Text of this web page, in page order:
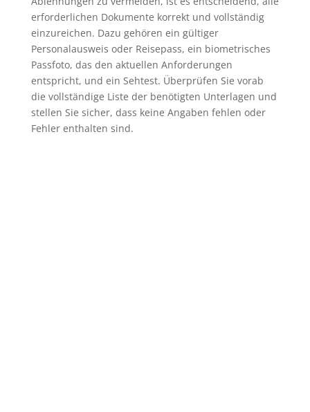
erforderlichen Dokumente korrekt und vollständig
einzureichen. Dazu gehören ein gültiger
Personalausweis oder Reisepass, ein biometrisches
Passfoto, das den aktuellen Anforderungen
entspricht, und ein Sehtest. Überprüfen Sie vorab
die vollständige Liste der benötigten Unterlagen und
stellen Sie sicher, dass keine Angaben fehlen oder
Fehler enthalten sind.